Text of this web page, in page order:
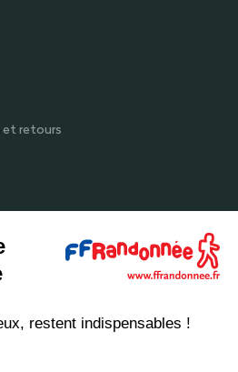
et retours
?
restent indispensables !